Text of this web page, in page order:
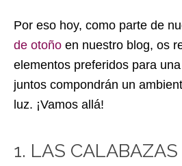
Por eso hoy, como parte de
de otoño en nuestro blog, os
elementos preferidos para
juntos compondrán un
luz. ¡Vamos allá!
1. LAS CALABAZAS